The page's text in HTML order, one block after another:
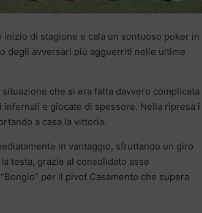
inizio di stagione e cala un sontuoso poker in
degli avversari più agguerriti nelle ultime
che si era fatta davvero complicata
e giocate di spessore. Nella ripresa i
a casa la vittoria.
in vantaggio, sfruttando un giro
testa, grazie al consolidato asse
per il pivot Casamento che supera